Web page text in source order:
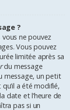
?
ne pouvez
Vous pouvez
limitée après sa
du message
message, un petit
a été modifié,
date et l’heure de
pas si un